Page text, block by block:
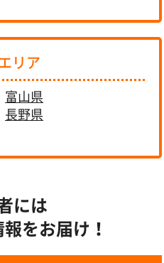
リア
富山県
長野県
には
をお届け！